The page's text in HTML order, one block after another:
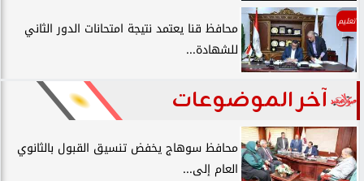
تعليم
محافظ قنا يعتمد نتيجة امتحانات الدور الثاني
للشهادة...
آخر الموضوعات
محافظ سوهاج يخفض تنسيق القبول بالثانوي
العام إلى...